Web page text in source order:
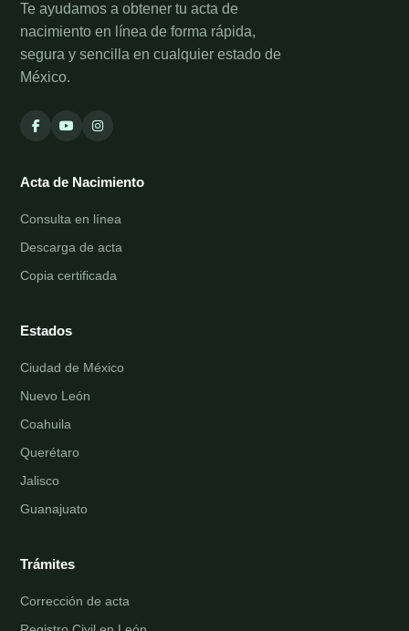
Te ayudamos a obtener tu acta de
nacimiento en línea de forma rápida,
segura y sencilla en cualquier estado de
México.
Acta de Nacimiento
Consulta en línea
Descarga de acta
Copia certificada
Estados
Ciudad de México
Nuevo León
Coahuila
Querétaro
Jalisco
Guanajuato
Trámites
Corrección de acta